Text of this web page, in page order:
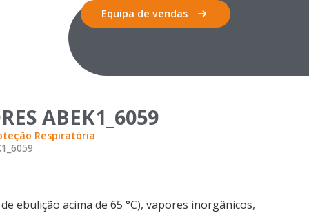
Equipa de vendas
ABEK1_6059
Respiratória
ebulição acima de 65 °C), vapores inorgânicos,